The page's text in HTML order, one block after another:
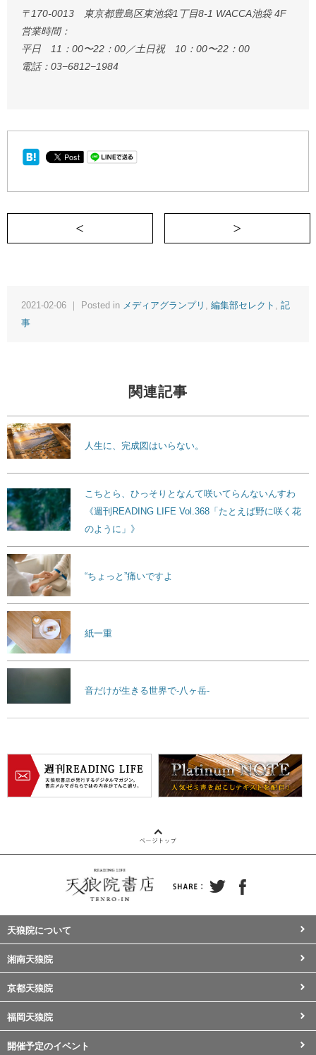
〒170-0013 東京都豊島区東池袋1丁目8-1 WACCA池袋 4F
営業時間：
平日 11：00〜22：00／土日祝 10：00〜22：00
電話：03−6812−1984
＜ 無印良品とあの有名なプロ野球選手の
2021-02-06 ｜ Posted in メディアグランプリ 編集部セレクト
記
事
関連記事
人生に、完成図はいらない。
こちとら、ひっそりとなんて咲いてらんないんすわ
《週刊READING LIFE Vol.368「たとえば野に咲く花
のように」》
“ちょっと”痛いですよ
紙一重
音だけが生きる世界で-八ヶ岳-
天狼院について
湘南天狼院
京都天狼院
福岡天狼院
開催予定のイベント